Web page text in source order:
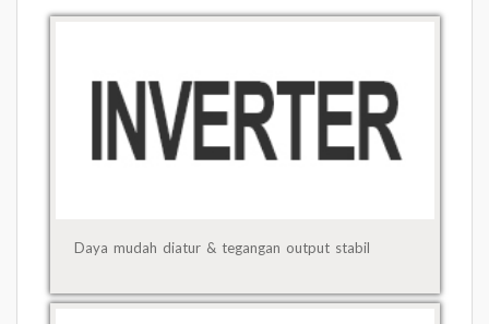
Daya mudah diatur & tegangan output stabil